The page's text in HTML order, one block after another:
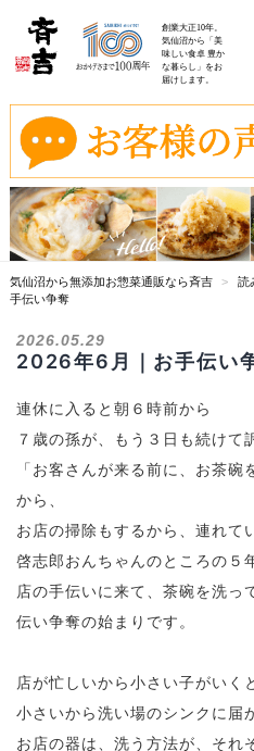
コ
ン
ツ
へ
ス
キ
ッ
創業大正10年。
気仙沼から「美
味しい食卓 豊か
な暮らし」をお
届けします。
気仙沼から無添加お惣菜通販なら斉吉 > 読
手伝い争奪
2026.05.29
2026年6月｜お手伝い
連休に入ると朝６時前から
７歳の孫が、もう３日も続けて
「お客さんが来る前に、お茶碗
から、
お店の掃除もするから、連れて
啓志郎おんちゃんのところの５
店の手伝いに来て、茶碗を洗っ
伝い争奪の始まりです。
店が忙しいから小さい子がいく
小さいから洗い場のシンクに届
お店の器は、洗う方法が、それ